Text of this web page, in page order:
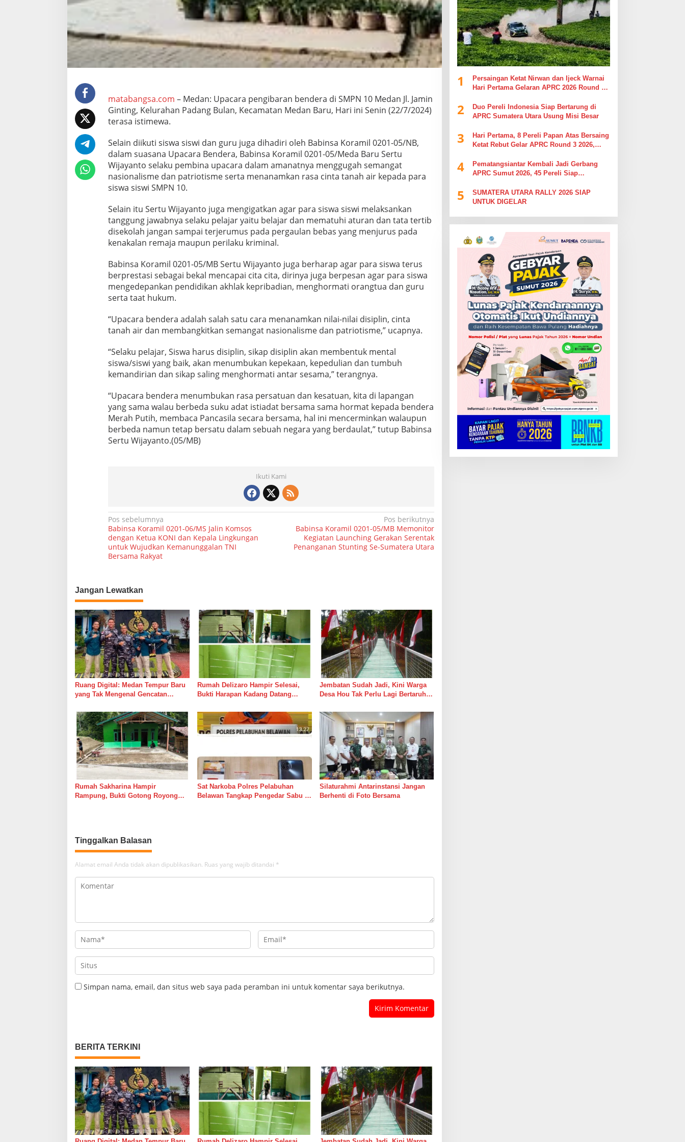
i
l
0
2
0
0
5
/
M
T
a
a
m
k
n
D
i
s
i
l
n
D
a
C
n
a
T
a
a
h
A
i
r
matabangsa.com – Medan: Upacara pengibaran bendera di SMPN 10 Medan Jl. Jamin
Ginting, Kelurahan Padang Bulan, Kecamatan Medan Baru, Hari ini Senin (22/7/2024)
terasa istimewa.
Selain diikuti siswa siswi dan guru juga dihadiri oleh Babinsa Koramil 0201-05/NB,
dalam suasana Upacara Bendera, Babinsa Koramil 0201-05/Meda Baru Sertu
Wijayanto selaku pembina upacara dalam amanatnya menggugah semangat
nasionalisme dan patriotisme serta menanamkan rasa cinta tanah air kepada para
siswa siswi SMPN 10.
Selain itu Sertu Wijayanto juga mengigatkan agar para siswa siswi melaksankan
tanggung jawabnya selaku pelajar yaitu belajar dan mematuhi aturan dan tata tertib
disekolah jangan sampai terjerumus pada pergaulan bebas yang menjurus pada
kenakalan remaja maupun perilaku kriminal.
Babinsa Koramil 0201-05/MB Sertu Wijayanto juga berharap agar para siswa terus
berprestasi sebagai bekal mencapai cita cita, dirinya juga berpesan agar para siswa
mengedepankan pendidikan akhlak kepribadian, menghormati orangtua dan guru
serta taat hukum.
“Upacara bendera adalah salah satu cara menanamkan nilai-nilai disiplin, cinta
tanah air dan membangkitkan semangat nasionalisme dan patriotisme,” ucapnya.
“Selaku pelajar, Siswa harus disiplin, sikap disiplin akan membentuk mental
siswa/siswi yang baik, akan menumbukan kepekaan, kepedulian dan tumbuh
kemandirian dan sikap saling menghormati antar sesama,” terangnya.
“Upacara bendera menumbukan rasa persatuan dan kesatuan, kita di lapangan
yang sama walau berbeda suku adat istiadat bersama sama hormat kepada bendera
Merah Putih, membaca Pancasila secara bersama, hal ini mencerminkan walaupun
berbeda namun tetap bersatu dalam sebuah negara yang berdaulat,” tutup Babinsa
Sertu Wijayanto.(05/MB)
Ikuti Kami
N
a
v
a
s
i
p
o
s
Pos sebelumnya
Babinsa Koramil 0201-06/MS Jalin Komsos
dengan Ketua KONI dan Kepala Lingkungan
untuk Wujudkan Kemanunggalan TNI
Bersama Rakyat
Pos berikutnya
Babinsa Koramil 0201-05/MB Memonitor
Kegiatan Launching Gerakan Serentak
Penanganan Stunting Se-Sumatera Utara
Jangan Lewatkan
Ruang Digital: Medan Tempur Baru
yang Tak Mengenal Gencatan
Rumah Delizaro Hampir Selesai,
Bukti Harapan Kadang Datang
Jembatan Sudah Jadi, Kini Warga
Desa Hou Tak Perlu Lagi Bertaruh
Rumah Sakharina Hampir
Rampung, Bukti Gotong Royong
Sat Narkoba Polres Pelabuhan
Belawan Tangkap Pengedar Sabu di
Silaturahmi Antarinstansi Jangan
Berhenti di Foto Bersama
Tinggalkan Balasan
Alamat email Anda tidak akan dipublikasikan. Ruas yang wajib ditandai *
Simpan nama, email, dan situs web saya pada peramban ini untuk komentar saya berikutnya.
BERITA TERKINI
1
Persaingan Ketat Nirwan dan Ijeck Warnai
Hari Pertama Gelaran APRC 2026 Round 3
2
Duo Pereli Indonesia Siap Bertarung di
APRC Sumatera Utara Usung Misi Besar
3
Hari Pertama, 8 Pereli Papan Atas Bersaing
Ketat Rebut Gelar APRC Round 3 2026,
4
Pematangsiantar Kembali Jadi Gerbang
APRC Sumut 2026, 45 Pereli Siap
Kabupaten Simalungun
5
SUMATERA UTARA RALLY 2026 SIAP
UNTUK DIGELAR